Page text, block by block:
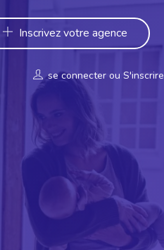
Inscrivez votre agence
se connecter ou S'inscrire